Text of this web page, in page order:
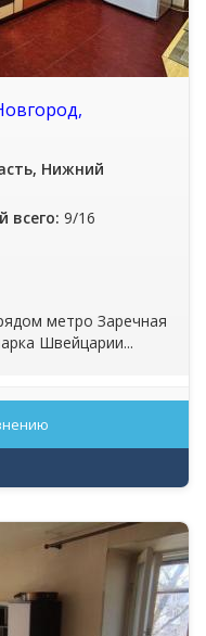
Нижний
всего: 9/16
метро Заречная
Швейцарии...